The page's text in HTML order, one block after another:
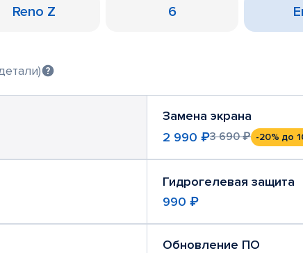
Reno Z 6
Замена экрана
2 990 ₽3 690 ₽ -20% до
Гидрогелевая защита
990 ₽
Обновление ПО